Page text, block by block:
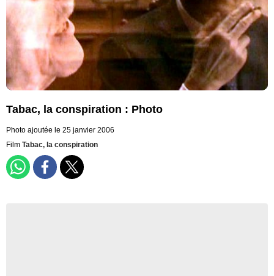
Tabac, la conspiration : Photo
Photo ajoutée le 25 janvier 2006
Film Tabac, la conspiration